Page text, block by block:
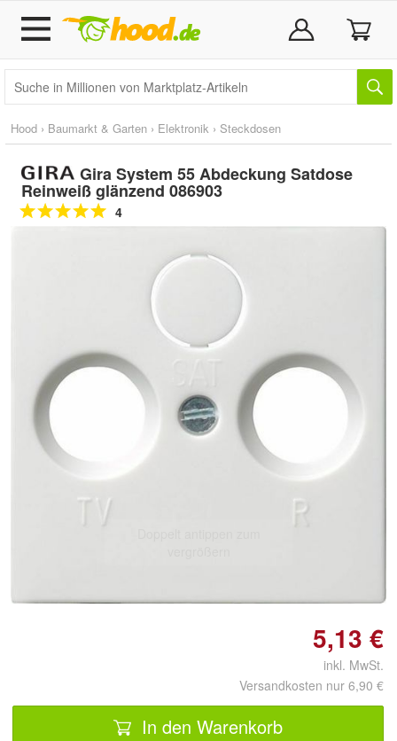
Hood › Baumarkt & Garten › Elektronik › Steckdosen
Gira System 55 Abdeckung Satdose
Reinweiß glänzend 086903
4
5,13 €
inkl. MwSt.
Versandkosten nur 6,90 €
In den Warenkorb